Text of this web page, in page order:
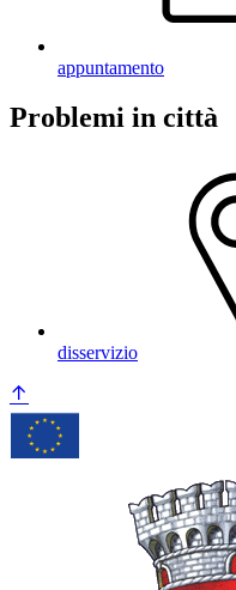
appuntamento
Problemi in città
disservizio